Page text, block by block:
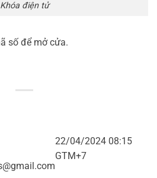
Khóa điện tử
số để mở cửa.
22/04/2024 08:15
GTM+7